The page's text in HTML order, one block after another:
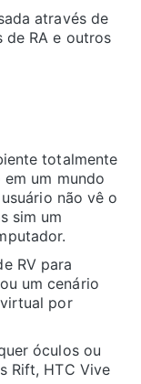
através de
de RA e outros
totalmente
um mundo
não vê o
sim um
RV para
um cenário
por
óculos ou
Rift, HTC Vive